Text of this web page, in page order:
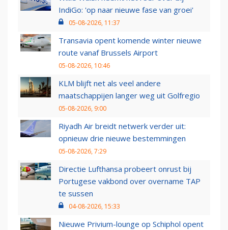
IndiGo: 'op naar nieuwe fase van groei'
05-08-2026, 11:37
Transavia opent komende winter nieuwe
route vanaf Brussels Airport
05-08-2026, 10:46
KLM blijft net als veel andere
maatschappijen langer weg uit Golfregio
05-08-2026, 9:00
Riyadh Air breidt netwerk verder uit:
opnieuw drie nieuwe bestemmingen
05-08-2026, 7:29
Directie Lufthansa probeert onrust bij
Portugese vakbond over overname TAP
te sussen
04-08-2026, 15:33
Nieuwe Privium-lounge op Schiphol opent